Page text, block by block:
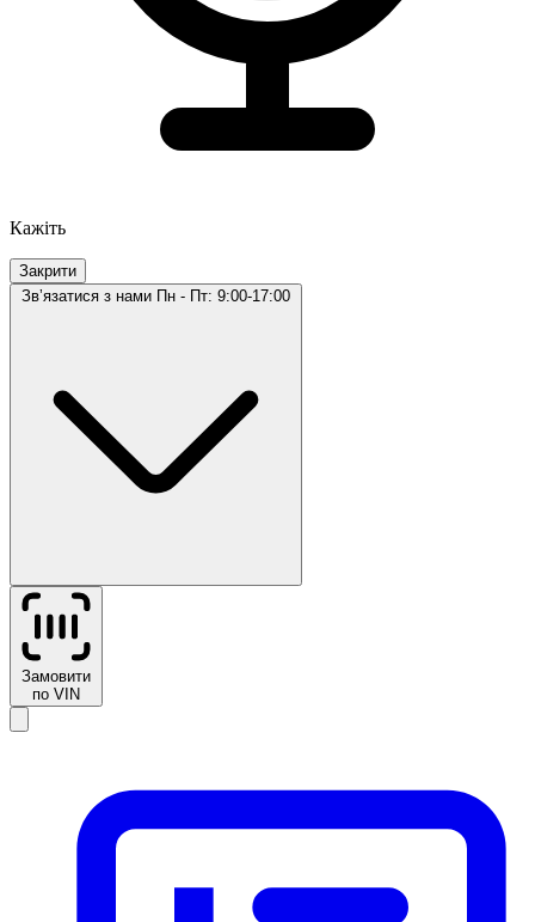
Кажіть
Закрити
Звʼязатися з нами Пн - Пт: 9:00-17:00
Замовити
по VIN